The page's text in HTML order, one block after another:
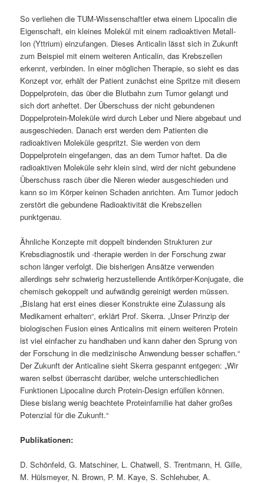
So verliehen die TUM-Wissenschaftler etwa einem Lipocalin die
Eigenschaft, ein kleines Molekül mit einem radioaktiven Metall-
Ion (Yttrium) einzufangen. Dieses Anticalin lässt sich in Zukunft
zum Beispiel mit einem weiteren Anticalin, das Krebszellen
erkennt, verbinden. In einer möglichen Therapie, so sieht es das
Konzept vor, erhält der Patient zunächst eine Spritze mit diesem
Doppelprotein, das über die Blutbahn zum Tumor gelangt und
sich dort anheftet. Der Überschuss der nicht gebundenen
Doppelprotein-Moleküle wird durch Leber und Niere abgebaut und
ausgeschieden. Danach erst werden dem Patienten die
radioaktiven Moleküle gespritzt. Sie werden von dem
Doppelprotein eingefangen, das an dem Tumor haftet. Da die
radioaktiven Moleküle sehr klein sind, wird der nicht gebundene
Überschuss rasch über die Nieren wieder ausgeschieden und
kann so im Körper keinen Schaden anrichten. Am Tumor jedoch
zerstört die gebundene Radioaktivität die Krebszellen
punktgenau.
Ähnliche Konzepte mit doppelt bindenden Strukturen zur
Krebsdiagnostik und -therapie werden in der Forschung zwar
schon länger verfolgt. Die bisherigen Ansätze verwenden
allerdings sehr schwierig herzustellende Antikörper-Konjugate, die
chemisch gekoppelt und aufwändig gereinigt werden müssen.
„Bislang hat erst eines dieser Konstrukte eine Zulassung als
Medikament erhalten“, erklärt Prof. Skerra. „Unser Prinzip der
biologischen Fusion eines Anticalins mit einem weiteren Protein
ist viel einfacher zu handhaben und kann daher den Sprung von
der Forschung in die medizinische Anwendung besser schaffen.“
Der Zukunft der Anticaline sieht Skerra gespannt entgegen: „Wir
waren selbst überrascht darüber, welche unterschiedlichen
Funktionen Lipocaline durch Protein-Design erfüllen können.
Diese bislang wenig beachtete Proteinfamilie hat daher großes
Potenzial für die Zukunft.“
Publikationen:
D. Schönfeld, G. Matschiner, L. Chatwell, S. Trentmann, H. Gille,
M. Hülsmeyer, N. Brown, P. M. Kaye, S. Schlehuber, A.